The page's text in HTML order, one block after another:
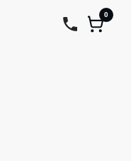
0